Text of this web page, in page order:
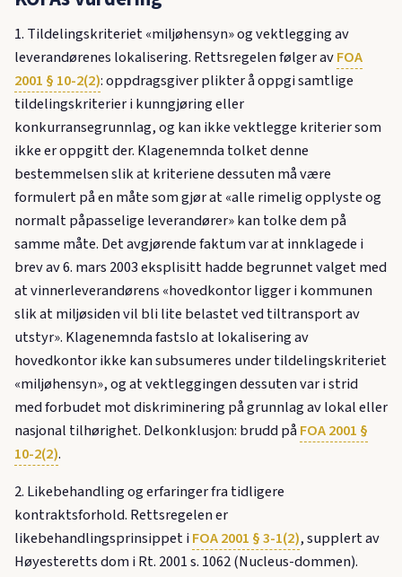
1. Tildelingskriteriet «miljøhensyn» og vektlegging av
leverandørenes lokalisering. Rettsregelen følger avFOA
2001 § 10-2(2): oppdragsgiver plikter å oppgi samtlige
tildelingskriterier i kunngjøring eller
konkurransegrunnlag, og kan ikke vektlegge kriterier som
ikke er oppgitt der. Klagenemnda tolket denne
bestemmelsen slik at kriteriene dessuten må være
formulert på en måte som gjør at «alle rimelig opplyste og
normalt påpasselige leverandører» kan tolke dem på
samme måte. Det avgjørende faktum var at innklagede i
brev av 6. mars 2003 eksplisitt hadde begrunnet valget med
at vinnerleverandørens «hovedkontor ligger i kommunen
slik at miljøsiden vil bli lite belastet ved tiltransport av
utstyr». Klagenemnda fastslo at lokalisering av
hovedkontor ikke kan subsumeres under tildelingskriteriet
«miljøhensyn», og at vektleggingen dessuten var i strid
med forbudet mot diskriminering på grunnlag av lokal eller
nasjonal tilhørighet. Delkonklusjon: brudd påFOA 2001 §
10-2(2).
2. Likebehandling og erfaringer fra tidligere
kontraktsforhold. Rettsregelen er
likebehandlingsprinsippet iFOA 2001 § 3-1(2), supplert av
Høyesteretts dom i Rt. 2001 s. 1062 (Nucleus-dommen).